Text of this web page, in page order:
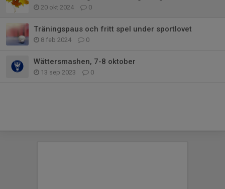
20 okt 2024 0
Träningspaus och fritt spel under sportlovet
8 feb 2024 0
Wättersmashen, 7-8 oktober
13 sep 2023 0